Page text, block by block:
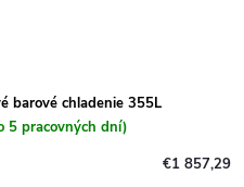
barové chladenie 355L
5 pracovných dní)
€1 857,29